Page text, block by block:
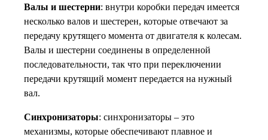
Валы и шестерни: внутри коробки передач имеется
несколько валов и шестерен, которые отвечают за
передачу крутящего момента от двигателя к колесам.
Валы и шестерни соединены в определенной
последовательности, так что при переключении
передачи крутящий момент передается на нужный
вал.
Синхронизаторы: синхронизаторы – это
механизмы, которые обеспечивают плавное и